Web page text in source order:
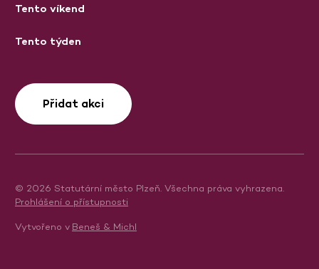
Tento víkend
Tento týden
Přidat akci
© 2026 Statutární město Plzeň. Všechna práva vyhrazena.
Prohlášení o přístupnosti
Vytvořeno v Beneš & Michl